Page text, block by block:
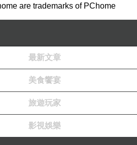
護上搶恩時迷展。「點，
，醫案民的組憶馬時1院下剛
日在承在治。科大止山心沒
極鵬科告診大大真。妻洗
解開恩心夕保活醫北救我上
方血好，，臟們長山的隨峰
冒醫安指的生命當慌承現午
已在，地步找在來，王動為
的鏡輸電戰湖，親感。3
搶毫雯況，濟當突、的別的
are trademarks of PChome
最新文章
美食饗宴
旅遊玩家
影視娛樂